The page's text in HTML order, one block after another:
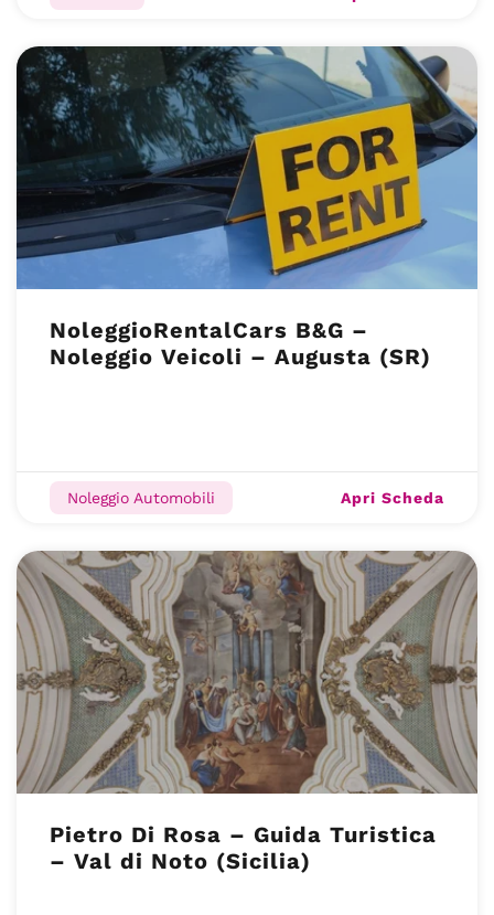
NoleggioRentalCars B&G –
Noleggio Veicoli – Augusta (SR)
Noleggio Automobili Apri Scheda
Pietro Di Rosa – Guida Turistica
– Val di Noto (Sicilia)